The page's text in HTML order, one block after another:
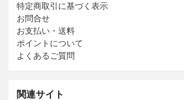
特定商取引に基づく表示
お問合せ
お支払い・送料
ポイントについて
よくあるご質問
関連サイト